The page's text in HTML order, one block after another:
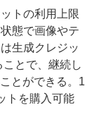
トの利用上限
態で画像やテ
生成クレジッ
ことで、継続し
とができる。1
トを購入可能